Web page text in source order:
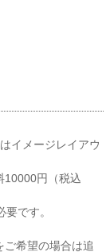
イメージレイアウ
10000円（税込
です。
希望の場合は追